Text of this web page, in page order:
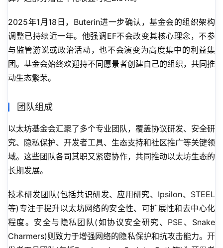
2025年1月18日，Buterin进一步确认，基金会的组织架构
调整已持续近一年。他强调EF不会改变其核心理念，不参
与监管游说或政治活动，也不会演变为高度集中的利益集
团。基金会始终欢迎持不同愿景者创建自己的组织，共同推
动生态繁荣。
团队组成
以太坊基金会汇聚了多个专业团队，覆盖协议研发、安全研
究、隐私保护、开发者工具、生态支持和社区推广等关键领
域。这些团队各司其职又紧密协作，共同推动以太坊生态的
长期发展。
技术研发团队(包括共识研发、应用研究、Ipsilon、STEEL
等)专注于提升以太坊网络的安全性、可扩展性和去中心化
程度。安全与隐私团队(如协议安全研究、PSE、Snake
Charmers)则致力于增强网络的隐私保护和抗攻击能力。开